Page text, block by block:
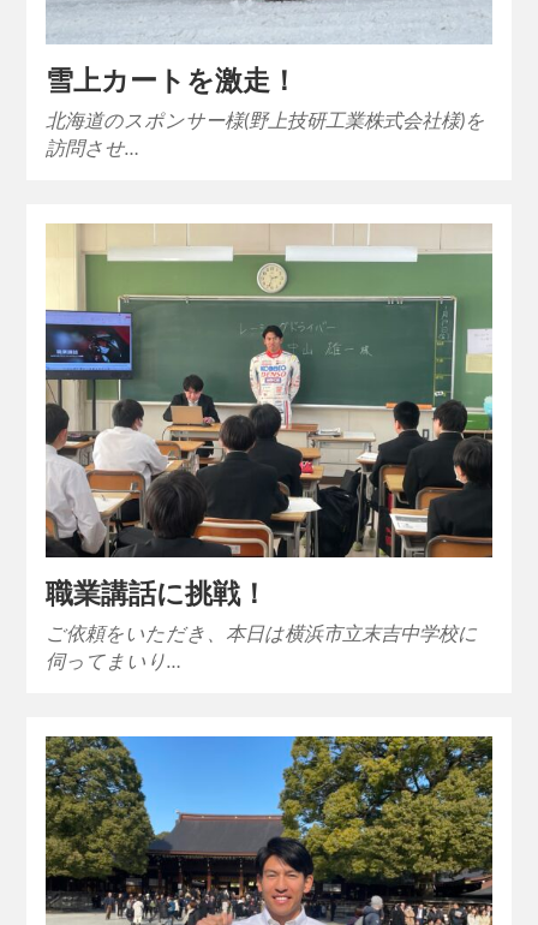
雪上カートを激走！
北海道のスポンサー様(野上技研工業株式会社様)を
訪問させ…
職業講話に挑戦！
ご依頼をいただき、本日は横浜市立末吉中学校に
伺ってまいり…